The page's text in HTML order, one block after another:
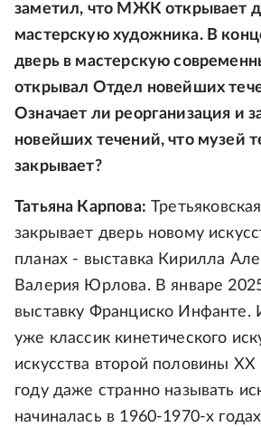
заметил, что МЖК открывает
мастерскую художника. В
дверь в мастерскую
открывал Отдел новейших
Означает ли реорганизация и
новейших течений, что музей
закрывает?
Татьяна Карпова:
закрывает дверь новому
планах - выставка Кирилла
Валерия Юрлова. В январе
выставку Франциско
уже классик кинетического
искусства второй половины ХХ
году даже странно называть
начиналась в 1960-1970-х